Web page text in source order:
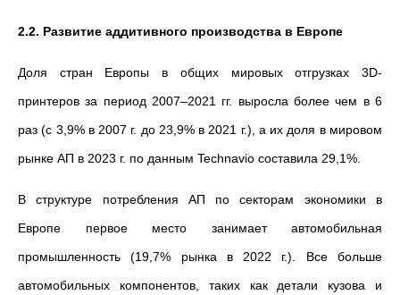
2.2. Развитие аддитивного производства в Европе
Доля стран Европы в общих мировых отгрузках 3D-
принтеров за период 2007–2021 гг. выросла более чем в 6
раз (с 3,9% в 2007 г. до 23,9% в 2021 г.), а их доля в мировом
рынке АП в 2023 г. по данным Technavio составила 29,1%.
В структуре потребления АП по секторам экономики в
Европе первое место занимает автомобильная
промышленность (19,7% рынка в 2022 г.). Все больше
автомобильных компонентов, таких как детали кузова и